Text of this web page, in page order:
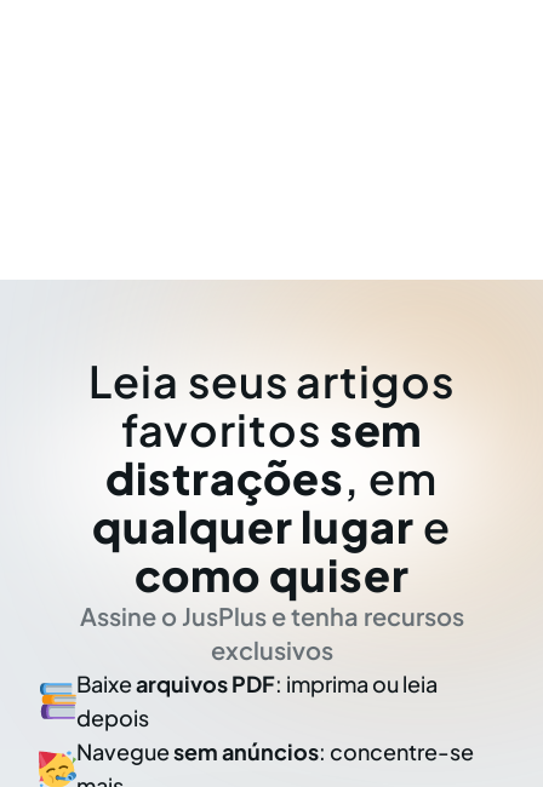
Leia seus artigos
favoritos sem
distrações, em
qualquer lugar e
como quiser
Assine o JusPlus e tenha recursos
exclusivos
Baixearquivos PDF: imprima ou leia
depois
Naveguesem anúncios: concentre-se